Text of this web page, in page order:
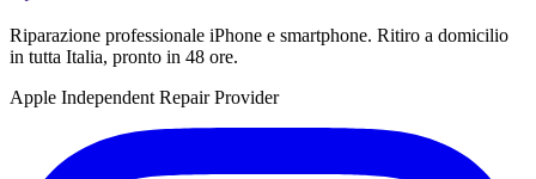
Riparazione professionale iPhone e smartphone. Ritiro a domicilio
in tutta Italia, pronto in 48 ore.
Apple Independent Repair Provider